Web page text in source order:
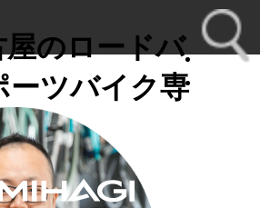
のロードバ
ーツバイク専